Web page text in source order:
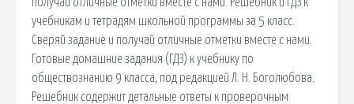
учебникам и тетрадям школьной программы за 5 класс.
Сверяй задание и получай отличные отметки вместе с нами.
Готовые домашние задания (ГДЗ) к учебнику по
обществознанию 9 класса, под редакцией Л. Н. Боголюбова.
Решебник содержит детальные ответы к проверочным